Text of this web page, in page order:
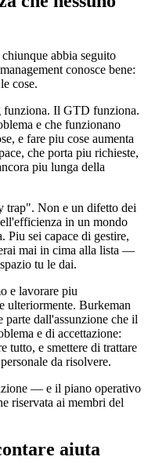
abbia seguito
conosce bene:
cose.
funziona. Il GTD funziona.
e che funzionano
e fare piu cose aumenta
che porta piu richieste,
piu lunga della
trap". Non e un difetto dei
in un mondo
Piu sei capace di gestire,
mai in cima alla lista —
tu le dai.
e lavorare piu
ulteriormente. Burkeman
dall'assunzione che il
e di accettazione:
tutto, e smettere di trattare
da risolvere.
— e il piano operativo
riservata ai membri del
aiuta